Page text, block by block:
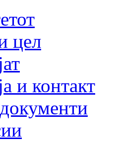
цел
и контакт